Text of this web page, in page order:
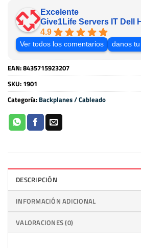
Excelente
Give1Life Servers IT Dell
4.9
Ver todos los comentarios danos
EAN:8435715923207
SKU: 1901
Categoría: Backplanes / Cableado
DESCRIPCIÓN
INFORMACIÓN ADICIONAL
VALORACIONES (0)